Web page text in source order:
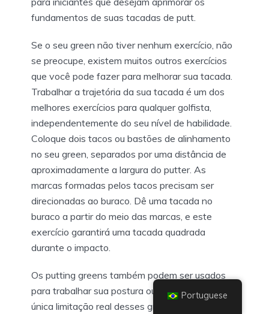
fundamentos de suas tacadas de putt.
Se o seu green não tiver nenhum exercício, não
se preocupe, existem muitos outros exercícios
que você pode fazer para melhorar sua tacada.
Trabalhar a trajetória da sua tacada é um dos
melhores exercícios para qualquer golfista,
independentemente do seu nível de habilidade.
Coloque dois tacos ou bastões de alinhamento
no seu green, separados por uma distância de
aproximadamente a largura do putter. As
marcas formadas pelos tacos precisam ser
direcionadas ao buraco. Dê uma tacada no
buraco a partir do meio das marcas, e este
exercício garantirá uma tacada quadrada
durante o impacto.
Os putting greens também podem ser usados
para trabalhar sua postura ou configuração. A
única limitação real desses greens internos é se
Portuguese